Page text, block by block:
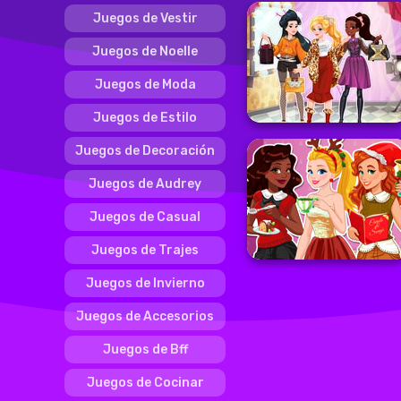
Juegos de Vestir
Juegos de Noelle
Juegos de Moda
Juegos de Estilo
Juegos de Decoración
Juegos de Audrey
Juegos de Casual
Juegos de Trajes
Juegos de Invierno
Juegos de Accesorios
Juegos de Bff
Juegos de Cocinar